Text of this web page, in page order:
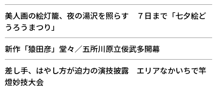
美人画の絵灯籠、夜の湯沢を照らす ７日まで「七夕絵ど
うろうまつり」
新作「猿田彦」堂々／五所川原立佞武多開幕
差し手、はやし方が迫力の演技披露 エリアなかいちで竿
燈妙技大会